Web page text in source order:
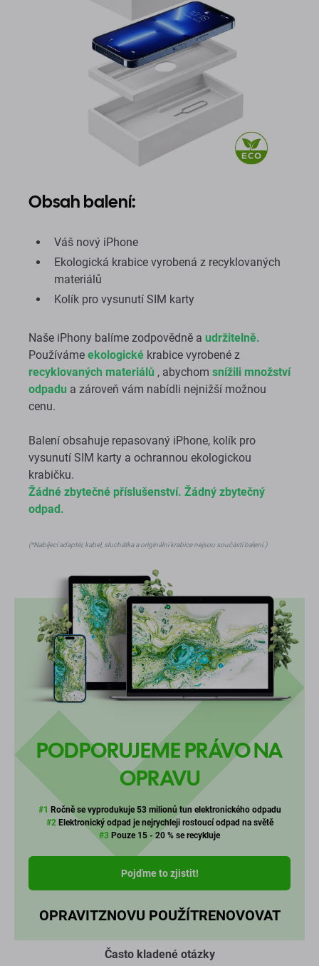
Obsah balení:
Váš nový iPhone
Ekologická krabice vyrobená z recyklovaných
materiálů
Kolík pro vysunutí SIM karty
Naše iPhony balíme zodpovědně a udržitelně.
Používáme ekologické krabice vyrobené z
recyklovaných materiálů , abychom snížili množství
odpadu a zároveň vám nabídli nejnižší možnou
cenu.
Balení obsahuje repasovaný iPhone, kolík pro
vysunutí SIM karty a ochrannou ekologickou
krabičku.
Žádné zbytečné příslušenství. Žádný zbytečný
odpad.
(*Nabíjecí adaptér, kabel, sluchátka a originální krabice nejsou součástí balení.)
PODPORUJEME PRÁVO NA
OPRAVU
#1 Ročně se vyprodukuje 53 milionů tun elektronického odpadu
#2 Elektronický odpad je nejrychleji rostoucí odpad na světě
#3 Pouze 15 - 20 % se recykluje
Pojďme to zjistit!
OPRAVITZNOVU POUŽÍTRENOVOVAT
Často kladené otázky